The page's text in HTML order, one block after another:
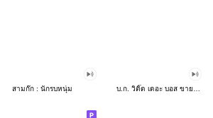
สามก๊ก : นักรบหนุ่ม บ.ก. วิติ๊ด เดอะ บอส ขายหัวเราะ